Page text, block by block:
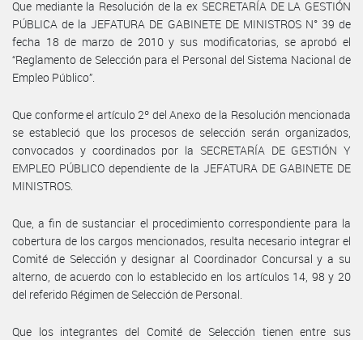
Que mediante la Resolución de la ex SECRETARÍA DE LA GESTIÓN
PÚBLICA de la JEFATURA DE GABINETE DE MINISTROS N° 39 de
fecha 18 de marzo de 2010 y sus modificatorias, se aprobó el
“Reglamento de Selección para el Personal del Sistema Nacional de
Empleo Público”.
Que conforme el artículo 2º del Anexo de la Resolución mencionada
se estableció que los procesos de selección serán organizados,
convocados y coordinados por la SECRETARÍA DE GESTIÓN Y
EMPLEO PÚBLICO dependiente de la JEFATURA DE GABINETE DE
MINISTROS.
Que, a fin de sustanciar el procedimiento correspondiente para la
cobertura de los cargos mencionados, resulta necesario integrar el
Comité de Selección y designar al Coordinador Concursal y a su
alterno, de acuerdo con lo establecido en los artículos 14, 98 y 20
del referido Régimen de Selección de Personal.
Que los integrantes del Comité de Selección tienen entre sus